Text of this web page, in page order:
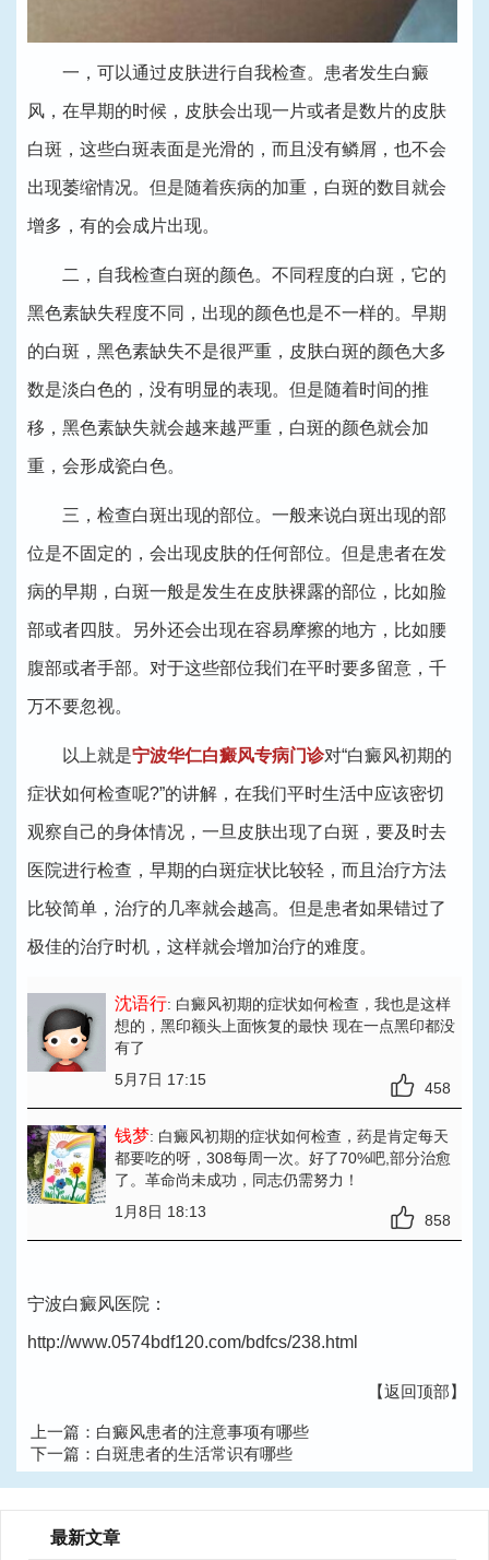
一，可以通过皮肤进行自我检查。患者发生白癜
风，在早期的时候，皮肤会出现一片或者是数片的皮肤
白斑，这些白斑表面是光滑的，而且没有鳞屑，也不会
出现萎缩情况。但是随着疾病的加重，白斑的数目就会
增多，有的会成片出现。
二，自我检查白斑的颜色。不同程度的白斑，它的
黑色素缺失程度不同，出现的颜色也是不一样的。早期
的白斑，黑色素缺失不是很严重，皮肤白斑的颜色大多
数是淡白色的，没有明显的表现。但是随着时间的推
移，黑色素缺失就会越来越严重，白斑的颜色就会加
重，会形成瓷白色。
三，检查白斑出现的部位。一般来说白斑出现的部
位是不固定的，会出现皮肤的任何部位。但是患者在发
病的早期，白斑一般是发生在皮肤裸露的部位，比如脸
部或者四肢。另外还会出现在容易摩擦的地方，比如腰
腹部或者手部。对于这些部位我们在平时要多留意，千
万不要忽视。
以上就是宁波华仁白癜风专病门诊对“白癜风初期的
症状如何检查呢?”的讲解，在我们平时生活中应该密切
观察自己的身体情况，一旦皮肤出现了白斑，要及时去
医院进行检查，早期的白斑症状比较轻，而且治疗方法
比较简单，治疗的几率就会越高。但是患者如果错过了
极佳的治疗时机，这样就会增加治疗的难度。
沈语行: 白癜风初期的症状如何检查 ，我也是这样
想的，黑印额头上面恢复的最快 现在一点黑印都没
有了
5月7日 17:15
458
钱梦: 白癜风初期的症状如何检查 ，药是肯定每天
都要吃的呀，308每周一次。好了70%吧,部分治愈
了。革命尚未成功，同志仍需努力！
1月8日 18:13
858
宁波白癜风医院：
http://www.0574bdf120.com/bdfcs/238.html
【返回顶部】
上一篇： 白癜风患者的注意事项有哪些
下一篇： 白斑患者的生活常识有哪些
最新文章